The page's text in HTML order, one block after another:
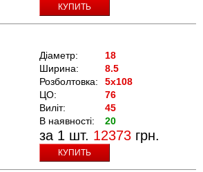
КУПИТЬ
Діаметр:
18
Ширина:
8.5
Розболтовка:
5x108
ЦО:
76
Виліт:
45
В наявності:
20
за 1 шт. 12373 грн.
КУПИТЬ